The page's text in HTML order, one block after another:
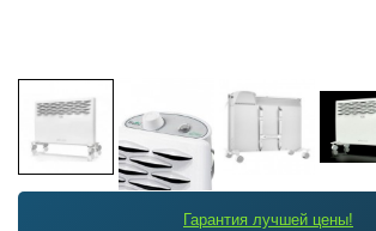
Гарантия лучшей цены!